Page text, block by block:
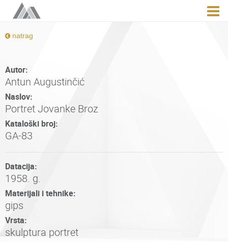
natrag
Autor:
Antun Augustinčić
Naslov:
Portret Jovanke Broz
Kataloški broj:
GA-83
Datacija:
1958. g.
Materijali i tehnike:
gips
Vrsta:
skulptura portret